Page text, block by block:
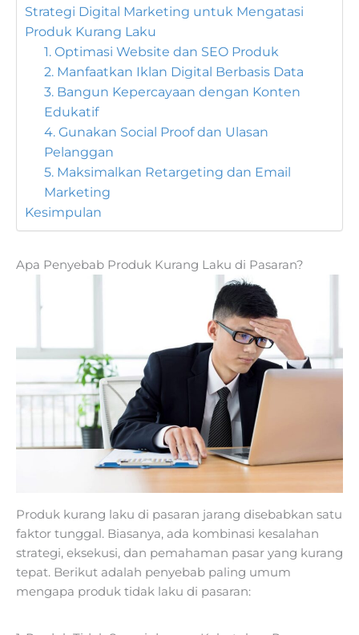
Strategi Digital Marketing untuk Mengatasi
Produk Kurang Laku
1. Optimasi Website dan SEO Produk
2. Manfaatkan Iklan Digital Berbasis Data
3. Bangun Kepercayaan dengan Konten
Edukatif
4. Gunakan Social Proof dan Ulasan
Pelanggan
5. Maksimalkan Retargeting dan Email
Marketing
Kesimpulan
Apa Penyebab Produk Kurang Laku di Pasaran?
Produk kurang laku di pasaran jarang disebabkan satu
faktor tunggal. Biasanya, ada kombinasi kesalahan
strategi, eksekusi, dan pemahaman pasar yang kurang
tepat. Berikut adalah penyebab paling umum
mengapa produk tidak laku di pasaran: